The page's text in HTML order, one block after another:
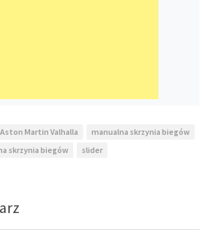
Aston Martin Valhalla
manualna skrzynia biegów
skrzynia biegów slider